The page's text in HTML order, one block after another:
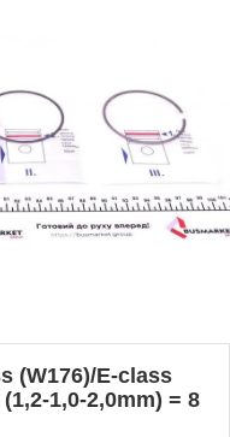
(W176)/E-class
1,0-2,0mm) = 8